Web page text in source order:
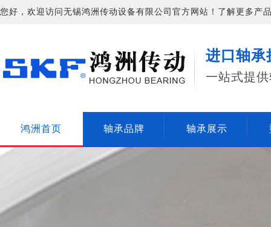
您好，欢迎访问无锡鸿洲传动设备有限公司官方网站！了解更多产
进口轴承
一站式提
鸿洲首页 轴承品牌 轴承展示